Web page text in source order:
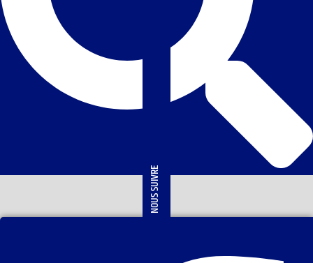
NOUS SUIVRE